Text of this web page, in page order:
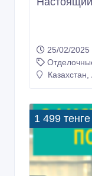
25/02/2025
1 499 тенге